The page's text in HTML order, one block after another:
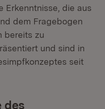
Erkenntnisse, die aus
dem Fragebogen
bereits zu
und sind in
seit
des